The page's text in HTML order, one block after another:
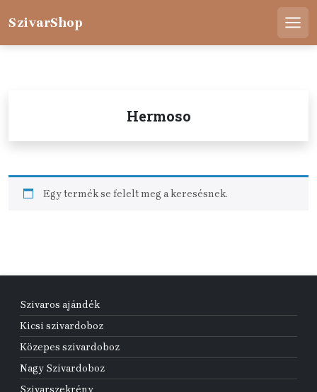
SzivarShop
Hermoso
Egy termék se felelt meg a keresésnek.
Szivaros ajándék
Kicsi szivardoboz
Közepes szivardoboz
Nagy Szivardoboz
Szivarszekrény